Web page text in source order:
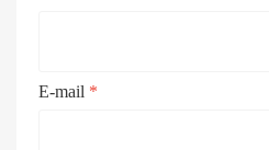
E-mail *